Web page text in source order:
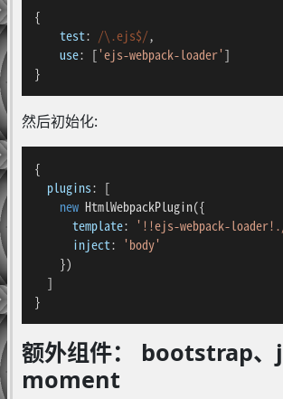
{
test: /\.ejs$/,
use: ['ejs-webpack-loader']
}
然后初始化:
{
plugins: [
new HtmlWebpackPlugin({
template: '!!ejs-webpack-
inject: 'body'
    })
  ]
}
额外组件： bootstrap、
moment